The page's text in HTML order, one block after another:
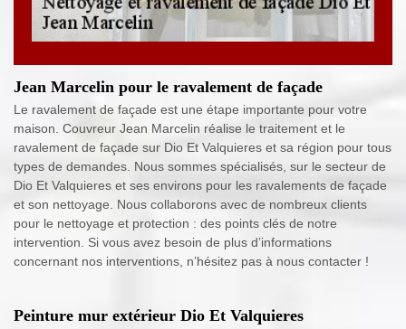
Jean Marcelin pour le ravalement de façade
Le ravalement de façade est une étape importante pour votre
maison. Couvreur Jean Marcelin réalise le traitement et le
ravalement de façade sur Dio Et Valquieres et sa région pour tous
types de demandes. Nous sommes spécialisés, sur le secteur de
Dio Et Valquieres et ses environs pour les ravalements de façade
et son nettoyage. Nous collaborons avec de nombreux clients
pour le nettoyage et protection : des points clés de notre
intervention. Si vous avez besoin de plus d’informations
concernant nos interventions, n’hésitez pas à nous contacter !
Peinture mur extérieur Dio Et Valquieres